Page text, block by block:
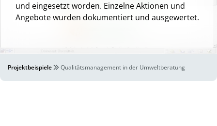
und eingesetzt worden. Einzelne Aktionen und
Angebote wurden dokumentiert und ausgewertet.
Projektbeispiele Qualitätsmanagement in der Umweltberatung